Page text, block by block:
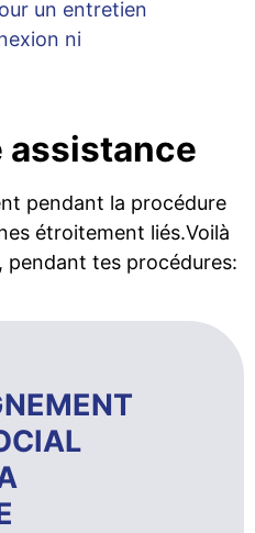
un entretien
ni
assistance
pendant la procédure
étroitement liés.Voilà
pendant tes procédures: